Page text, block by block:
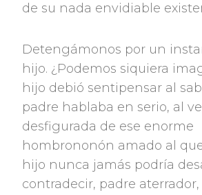
de su nada envidiable
Detengámonos por un
hijo. ¿Podemos siquiera
hijo debió sentipensar al
padre hablaba en serio, al
desfigurada de ese enorme
hombrononón amado al
hijo nunca jamás podría
contradecir, padre